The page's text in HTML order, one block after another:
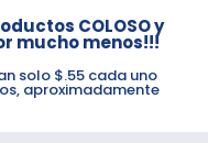
COLOSO y
mucho menos!!!
solo $.55 cada uno
aproximadamente